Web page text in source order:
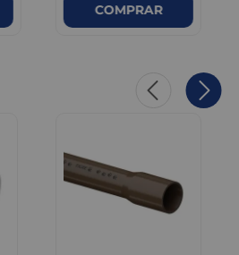
COMPRAR